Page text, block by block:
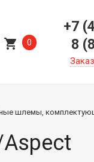
shopping_cart 0
+7
8
шлемы,